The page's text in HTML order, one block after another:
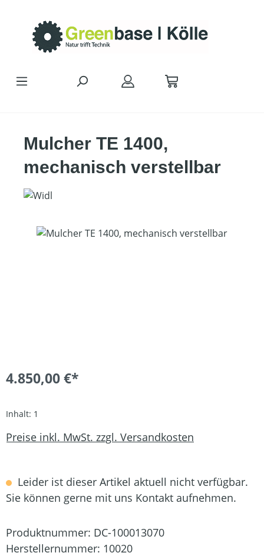
Mulcher TE 1400,
mechanisch verstellbar
Bildergalerie überspringen
4.850,00 €*
Inhalt: 1
Preise inkl. MwSt. zzgl. Versandkosten
Leider ist dieser Artikel aktuell nicht verfügbar.
Sie können gerne mit uns Kontakt aufnehmen.
Produktnummer: DC-100013070
Herstellernummer: 10020